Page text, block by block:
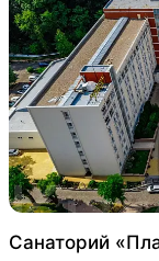
Санаторий